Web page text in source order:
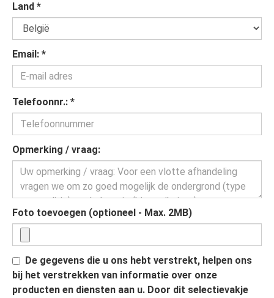
Land *
Email: *
Telefoonnr.: *
Opmerking / vraag:
Foto toevoegen (optioneel - Max. 2MB)
De gegevens die u ons hebt verstrekt, helpen ons
bij het verstrekken van informatie over onze
producten en diensten aan u. Door dit selectievakje